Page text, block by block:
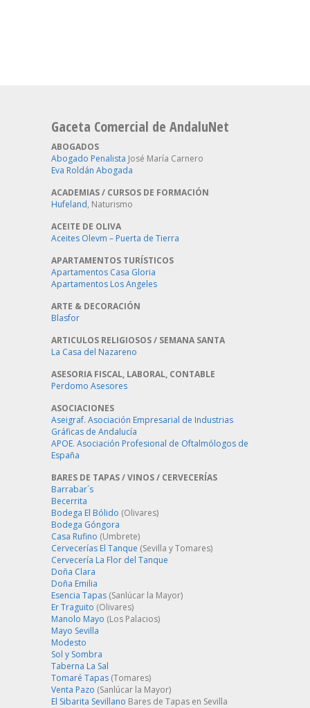
Gaceta Comercial de AndaluNet
ABOGADOS
Abogado Penalista José María Carnero
Eva Roldán Abogada
ACADEMIAS / CURSOS DE FORMACIÓN
Hufeland, Naturismo
ACEITE DE OLIVA
Aceites Olevm – Puerta de Tierra
APARTAMENTOS TURÍSTICOS
Apartamentos Casa Gloria
Apartamentos Los Angeles
ARTE & DECORACIÓN
Blasfor
ARTICULOS RELIGIOSOS / SEMANA SANTA
La Casa del Nazareno
ASESORIA FISCAL, LABORAL, CONTABLE
Perdomo Asesores
ASOCIACIONES
Aseigraf. Asociación Empresarial de Industrias
Gráficas de Andalucía
APOE. Asociación Profesional de Oftalmólogos de
España
BARES DE TAPAS / VINOS / CERVECERÍAS
Barrabar´s
Becerrita
Bodega El Bólido (Olivares)
Bodega Góngora
Casa Rufino (Umbrete)
Cervecerías El Tanque (Sevilla y Tomares)
Cervecería La Flor del Tanque
Doña Clara
Doña Emilia
Esencia Tapas (Sanlúcar la Mayor)
Er Traguito (Olivares)
Manolo Mayo (Los Palacios)
Mayo Sevilla
Modesto
Sol y Sombra
Taberna La Sal
Tomaré Tapas (Tomares)
Venta Pazo (Sanlúcar la Mayor)
El Sibarita Sevillano Bares de Tapas en Sevilla